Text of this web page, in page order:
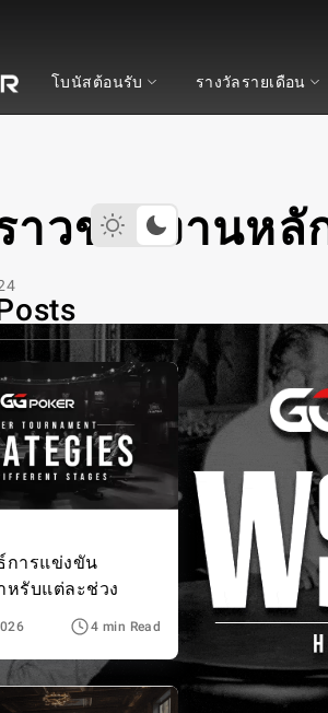
โบนัสต้อนรับ รางวัลรายเดือน
าวของงานหลั
การแข่งขัน
หรับแต่ละช่วง
4 min Read